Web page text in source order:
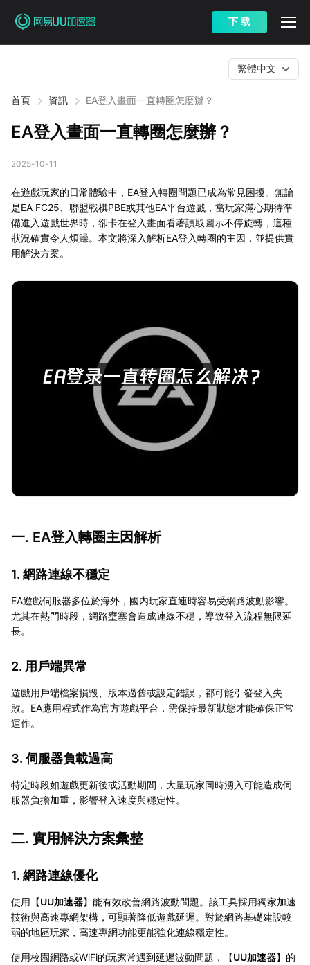
下 载
首頁 資訊 EA登入畫面一直轉圈怎麼辦？
繁體中文
EA登入畫面一直轉圈怎麼辦？
2025-10-11
在遊戲玩家的日常體驗中，EA登入轉圈問題已成為常見困擾。無論
是EA FC25、聯盟戰棋PBE或其他EA平台遊戲，當玩家滿心期待準
備進入遊戲世界時，卻卡在登入畫面看著讀取圖示不停旋轉，這種
狀況確實令人煩躁。本文將深入解析EA登入轉圈的主因，並提供實
用解決方案。
一. EA登入轉圈主因解析
1. 網路連線不穩定
EA遊戲伺服器多位於海外，國内玩家直連時容易受網路波動影響。
尤其在熱門時段，網路壅塞會造成連線不穩，導致登入流程無限延
長。
2. 用戶端異常
遊戲用戶端檔案損毀、版本過舊或設定錯誤，都可能引發登入失
敗。EA應用程式作為官方遊戲平台，需保持最新狀態才能確保正常
運作。
3. 伺服器負載過高
特定時段如遊戲更新後或活動期間，大量玩家同時湧入可能造成伺
服器負擔加重，影響登入速度與穩定性。
二. 實用解決方案彙整
1. 網路連線優化
使用【UU加速器】能有效改善網路波動問題。該工具採用獨家加速
技術與高速專網架構，可顯著降低遊戲延遲。對於網路基礎建設較
弱的地區玩家，高速專網功能更能強化連線穩定性。
使用校園網路或WiFi的玩家常遇到延遲波動問題，【UU加速器】的